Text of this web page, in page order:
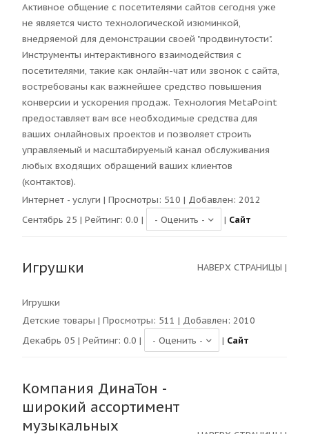
Активное общение с посетителями сайтов сегодня уже
не является чисто технологической изюминкой,
внедряемой для демонстрации своей "продвинутости".
Инструменты интерактивного взаимодействия с
посетителями, такие как онлайн-чат или звонок с сайта,
востребованы как важнейшее средство повышения
конверсии и ускорения продаж. Технология MetaPoint
предоставляет вам все необходимые средства для
ваших онлайновых проектов и позволяет строить
управляемый и масштабируемый канал обслуживания
любых входящих обращений ваших клиентов
(контактов).
Интернет - услуги | Просмотры: 510 | Добавлен: 2012
Сентябрь 25 | Рейтинг: 0.0 | | Сайт
Игрушки НАВЕРХ СТРАНИЦЫ |
Игрушки
Детские товары | Просмотры: 511 | Добавлен: 2010
Декабрь 05 | Рейтинг: 0.0 | | Сайт
Компания ДинаТон -
широкий ассортимент
музыкальных